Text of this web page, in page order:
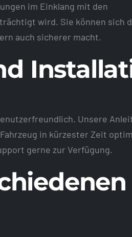
im Einklang mit den
wird. Sie können sich
auch sicherer macht.
Unsere
in kürzester Zeit
gerne zur Verfügung.